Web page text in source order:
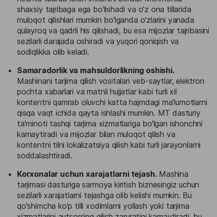
shaxsiy tajribaga ega bo'lishadi va o'z ona tillarida
muloqot qilishlari mumkin bo'lganda o'zlarini yanada
qulayroq va qadrli his qilishadi, bu esa mijozlar tajribasini
sezilarli darajada oshiradi va yuqori qoniqish va
sodiqlikka olib keladi.
Samaradorlik va mahsuldorlikning oshishi.
Mashinani tarjima qilish vositalari veb-saytlar, elektron
pochta xabarlari va matnli hujjatlar kabi turli xil
kontentni qamrab oluvchi katta hajmdagi ma'lumotlarni
qisqa vaqt ichida qayta ishlashi mumkin. MT dasturiy
ta'minoti tashqi tarjima xizmatlariga bo'lgan ishonchni
kamaytiradi va mijozlar bilan muloqot qilish va
kontentni tilni lokalizatsiya qilish kabi turli jarayonlarni
soddalashtiradi.
Korxonalar uchun xarajatlarni tejash.Mashina
tarjimasi dasturiga sarmoya kiritish biznesingiz uchun
sezilarli xarajatlarni tejashga olib kelishi mumkin. Bu
qo'shimcha ko'p tilli xodimlarni yollash yoki tarjima